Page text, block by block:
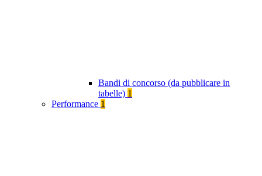
Bandi di concorso (da pubblicare in
tabelle) 1
Performance 1